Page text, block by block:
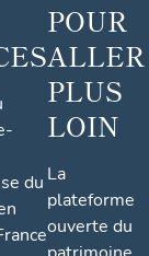
du
POUR
ALLER
PLUS
LOIN
La
plateforme
ouverte du